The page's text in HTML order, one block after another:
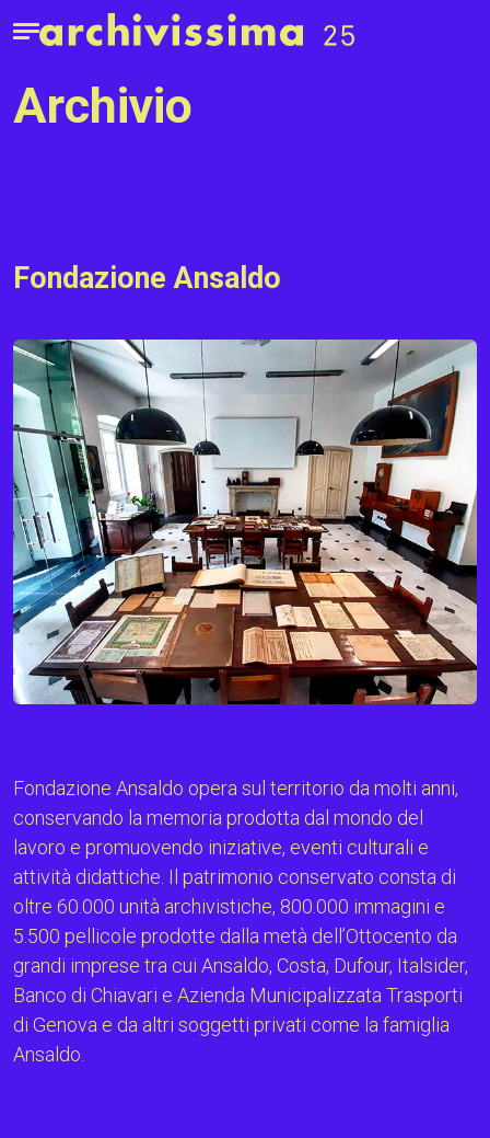
Home page
Apri il menu
archivio
Fondazione Ansaldo
Fondazione Ansaldo opera sul territorio da molti anni,
conservando la memoria prodotta dal mondo del
lavoro e promuovendo iniziative, eventi culturali e
attività didattiche. Il patrimonio conservato consta di
oltre 60.000 unità archivistiche, 800.000 immagini e
5.500 pellicole prodotte dalla metà dell’Ottocento da
grandi imprese tra cui Ansaldo, Costa, Dufour, Italsider,
Banco di Chiavari e Azienda Municipalizzata Trasporti
di Genova e da altri soggetti privati come la famiglia
Ansaldo.